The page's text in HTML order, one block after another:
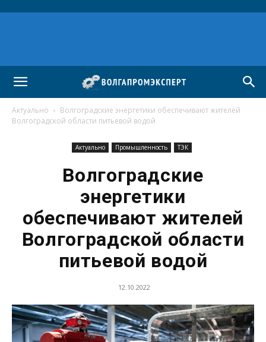
Актуально
Волгоградские энергетики обеспечивают жителей
Волгоградской области питьевой водой
Актуально Промышленность ТЭК
Волгоградские
энергетики
обеспечивают жителей
Волгоградской области
питьевой водой
12.10.2022